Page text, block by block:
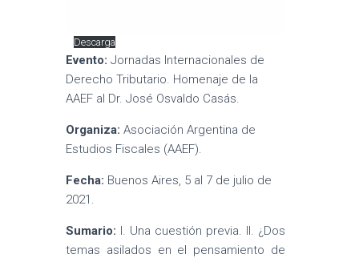
Descarga
Evento: Jornadas Internacionales de
Derecho Tributario. Homenaje de la
AAEF al Dr. José Osvaldo Casás.
Organiza: Asociación Argentina de
Estudios Fiscales (AAEF).
Fecha: Buenos Aires, 5 al 7 de julio de
2021.
Sumario: I. Una cuestión previa. II. ¿Dos
temas asilados en el pensamiento de